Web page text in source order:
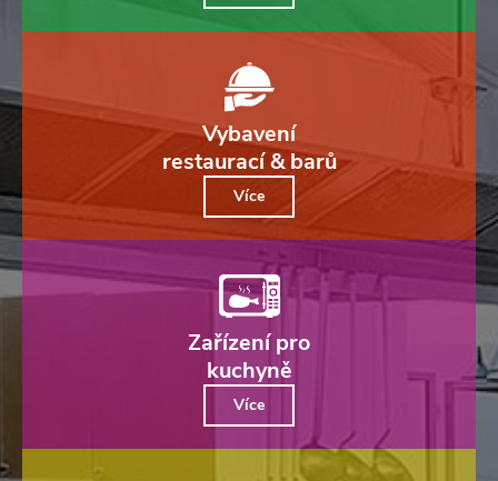
Vybavení
restaurací & barů
Více
Zařízení pro
kuchyně
Více